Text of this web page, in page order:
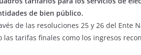
de bien público.
de las resoluciones 25 y 26 del Ente
las tarifas finales como los ingresos